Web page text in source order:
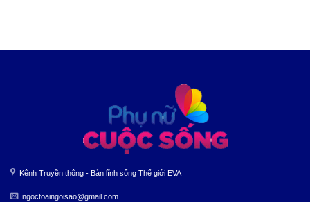
Kênh Truyền thông - Bản lĩnh sống Thế giới EVA
ngoctoaingoisao@gmail.com